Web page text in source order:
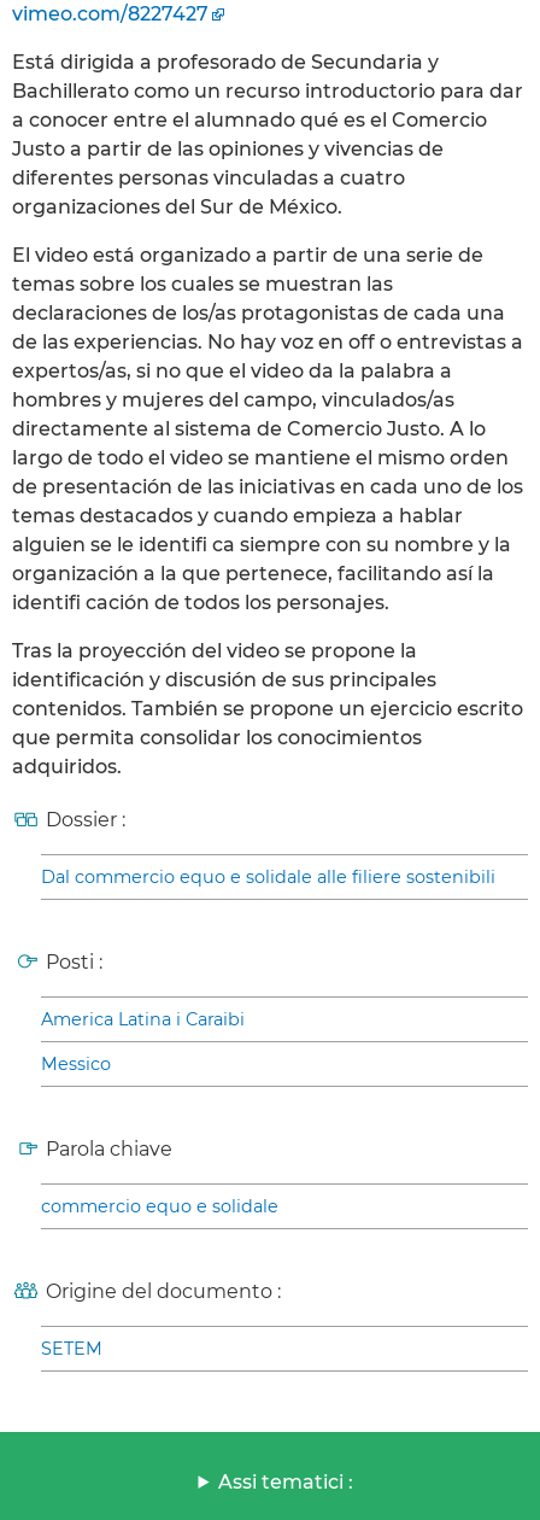
vimeo.com/8227427
Está dirigida a profesorado de Secundaria y
Bachillerato como un recurso introductorio para dar
a conocer entre el alumnado qué es el Comercio
Justo a partir de las opiniones y vivencias de
diferentes personas vinculadas a cuatro
organizaciones del Sur de México.
El video está organizado a partir de una serie de
temas sobre los cuales se muestran las
declaraciones de los/as protagonistas de cada una
de las experiencias. No hay voz en off o entrevistas a
expertos/as, si no que el video da la palabra a
hombres y mujeres del campo, vinculados/as
directamente al sistema de Comercio Justo. A lo
largo de todo el video se mantiene el mismo orden
de presentación de las iniciativas en cada uno de los
temas destacados y cuando empieza a hablar
alguien se le identifi ca siempre con su nombre y la
organización a la que pertenece, facilitando así la
identifi cación de todos los personajes.
Tras la proyección del video se propone la
identificación y discusión de sus principales
contenidos. También se propone un ejercicio escrito
que permita consolidar los conocimientos
adquiridos.
Dossier :
Dal commercio equo e solidale alle filiere sostenibili
Posti :
America Latina i Caraibi
Messico
Parola chiave
commercio equo e solidale
Origine del documento :
SETEM
Assi tematici :